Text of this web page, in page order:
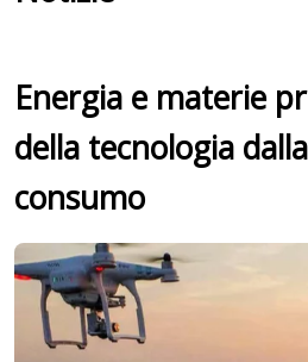
Energia e materie
della tecnologia
consumo